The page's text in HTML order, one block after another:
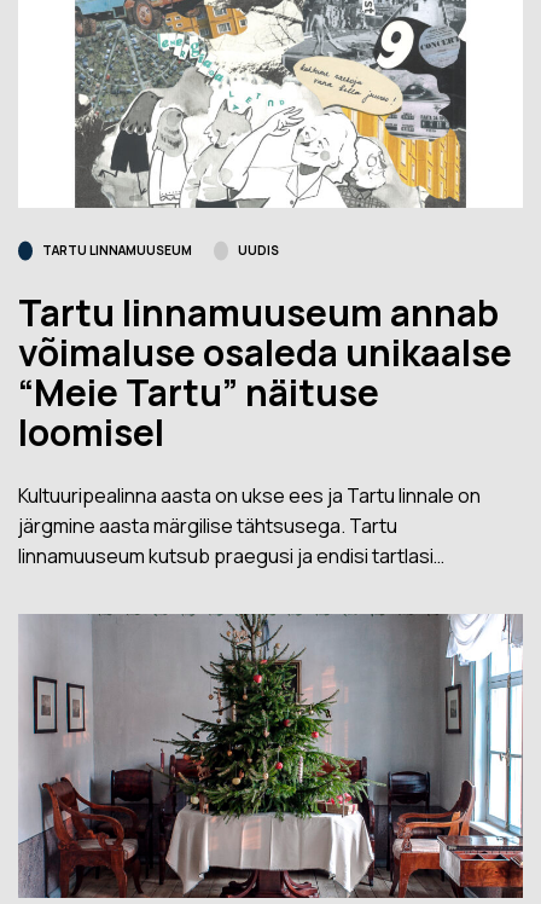
TARTU LINNAMUUSEUM UUDIS
Tartu linnamuuseum annab
võimaluse osaleda unikaalse
“Meie Tartu” näituse
loomisel
Kultuuripealinna aasta on ukse ees ja Tartu linnale on
järgmine aasta märgilise tähtsusega. Tartu
linnamuuseum kutsub praegusi ja endisi tartlasi…